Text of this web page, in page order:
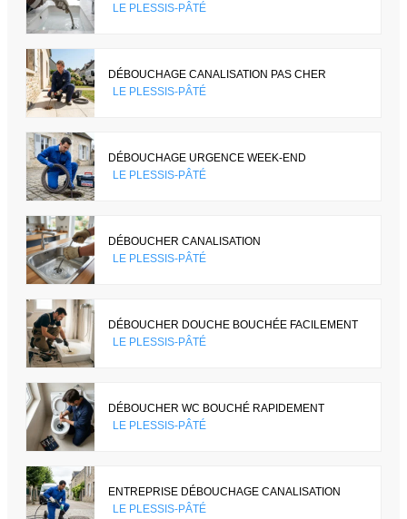
LE PLESSIS-PÂTÉ
DÉBOUCHAGE CANALISATION PAS CHER
LE PLESSIS-PÂTÉ
DÉBOUCHAGE URGENCE WEEK-END
LE PLESSIS-PÂTÉ
DÉBOUCHER CANALISATION
LE PLESSIS-PÂTÉ
DÉBOUCHER DOUCHE BOUCHÉE FACILEMENT
LE PLESSIS-PÂTÉ
DÉBOUCHER WC BOUCHÉ RAPIDEMENT
LE PLESSIS-PÂTÉ
ENTREPRISE DÉBOUCHAGE CANALISATION
LE PLESSIS-PÂTÉ